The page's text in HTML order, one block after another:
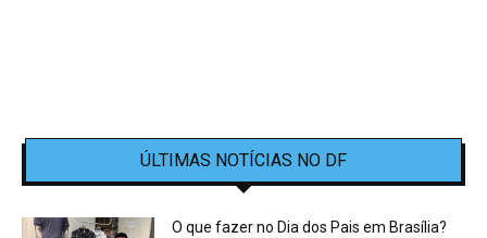
ÚLTIMAS NOTÍCIAS NO DF
O que fazer no Dia dos Pais em Brasília?